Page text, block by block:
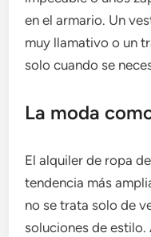
en el armario. Un
muy llamativo o un
solo cuando se
La moda
El alquiler de ropa
tendencia más
no se trata solo de
soluciones de